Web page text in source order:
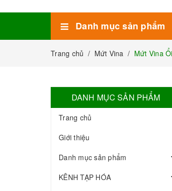
Danh mục sản phẩm
Trang chủ / Mứt Vina / Mứt Vina
DANH MỤC SẢN PHẨM
Trang chủ
Giới thiệu
Danh mục sản phẩm
KÊNH TẠP HÓA